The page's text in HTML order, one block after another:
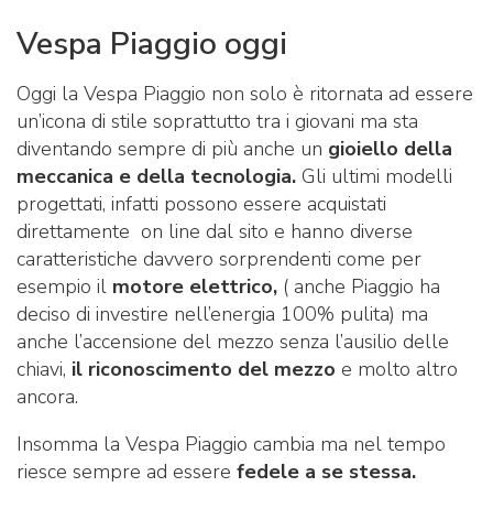
Vespa Piaggio oggi
Oggi la Vespa Piaggio non solo è ritornata ad essere
un’icona di stile soprattutto tra i giovani ma sta
diventando sempre di più anche un gioiello della
meccanica e della tecnologia. Gli ultimi modelli
progettati, infatti possono essere acquistati
direttamente on line dal sito e hanno diverse
caratteristiche davvero sorprendenti come per
esempio il motore elettrico, ( anche Piaggio ha
deciso di investire nell’energia 100% pulita) ma
anche l’accensione del mezzo senza l’ausilio delle
chiavi, il riconoscimento del mezzo e molto altro
ancora.
Insomma la Vespa Piaggio cambia ma nel tempo
riesce sempre ad essere fedele a se stessa.